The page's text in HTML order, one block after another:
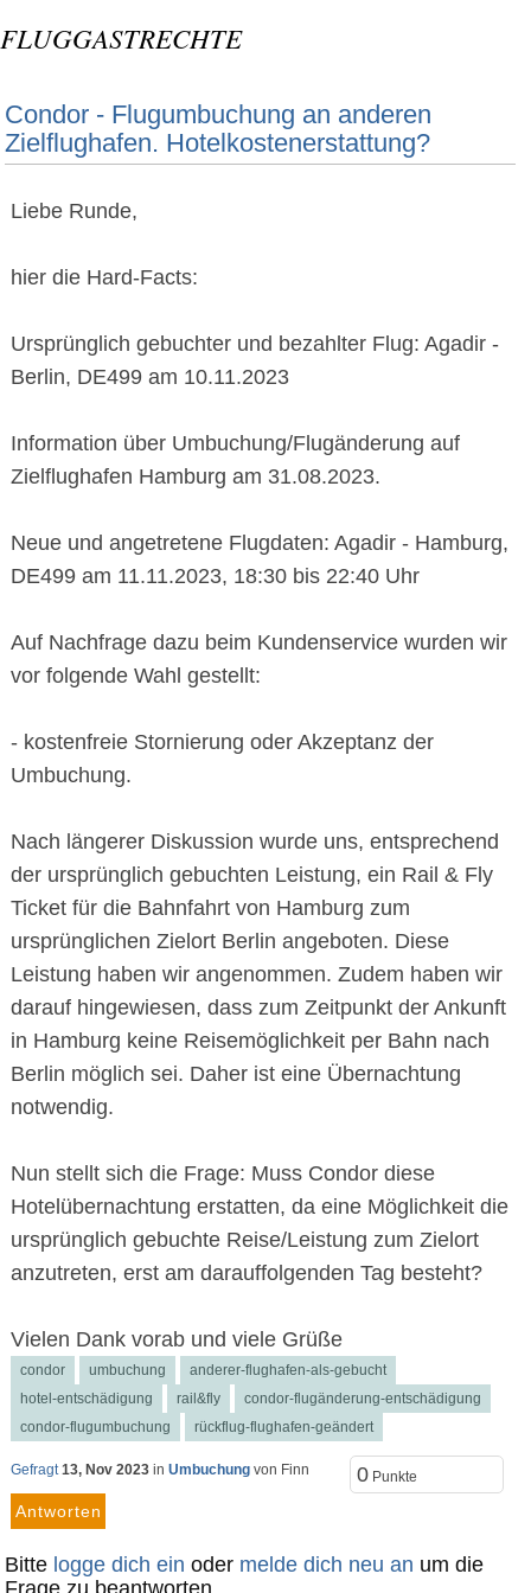
FLUGGASTRECHTE
Condor - Flugumbuchung an anderen
Zielflughafen. Hotelkostenerstattung?
Liebe Runde,
hier die Hard-Facts:
Ursprünglich gebuchter und bezahlter Flug: Agadir -
Berlin, DE499 am 10.11.2023
Information über Umbuchung/Flugänderung auf
Zielflughafen Hamburg am 31.08.2023.
Neue und angetretene Flugdaten: Agadir - Hamburg,
DE499 am 11.11.2023, 18:30 bis 22:40 Uhr
Auf Nachfrage dazu beim Kundenservice wurden wir
vor folgende Wahl gestellt:
- kostenfreie Stornierung oder Akzeptanz der
Umbuchung.
Nach längerer Diskussion wurde uns, entsprechend
der ursprünglich gebuchten Leistung, ein Rail & Fly
Ticket für die Bahnfahrt von Hamburg zum
ursprünglichen Zielort Berlin angeboten. Diese
Leistung haben wir angenommen. Zudem haben wir
darauf hingewiesen, dass zum Zeitpunkt der Ankunft
in Hamburg keine Reisemöglichkeit per Bahn nach
Berlin möglich sei. Daher ist eine Übernachtung
notwendig.
Nun stellt sich die Frage: Muss Condor diese
Hotelübernachtung erstatten, da eine Möglichkeit die
ursprünglich gebuchte Reise/Leistung zum Zielort
anzutreten, erst am darauffolgenden Tag besteht?
Vielen Dank vorab und viele Grüße
condor umbuchung
anderer-flughafen-als-gebucht
hotel-entschädigung
rail&fly
condor-flugänderung-entschädigung
condor-flugumbuchung
rückflug-flughafen-geändert
Gefragt 13, Nov 2023 inUmbuchung von Finn 0Punkte
Bitte logge dich ein oder melde dich neu an um die